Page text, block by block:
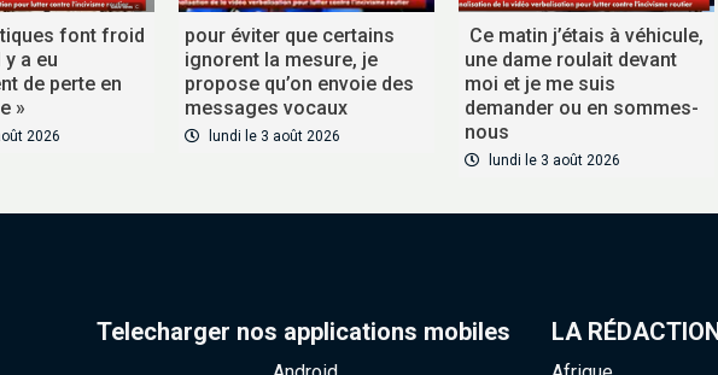
font froid
y a eu
de perte en
»
2026
pour éviter que certains
ignorent la mesure, je
propose qu’on envoie des
messages vocaux
lundi le 3 août 2026
Ce matin j’étais à véhicule,
une dame roulait devant
moi et je me suis
demander ou en sommes-
nous
lundi le 3 août 2026
Telecharger nos applications mobiles LA RÉDACTION